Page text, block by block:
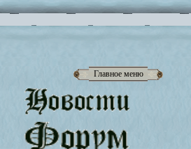
Главное меню